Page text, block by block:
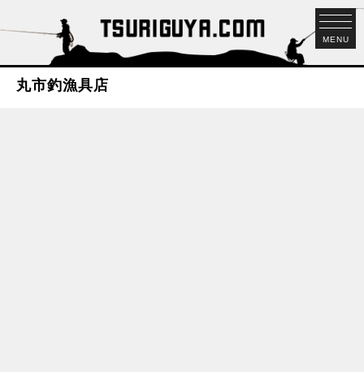
MENU
丸市釣漁具店